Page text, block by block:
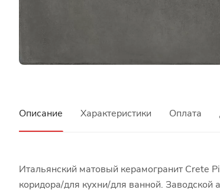
Описание Характеристики Оплата
Итальянский матовый керамогранит Crete
коридора/для кухни/для ванной. Заводской